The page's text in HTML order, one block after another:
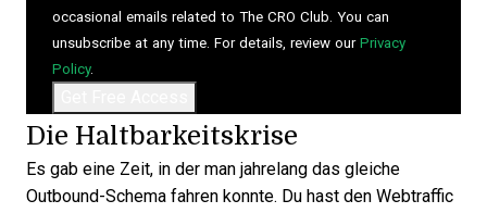
occasional emails related to The CRO Club. You can
unsubscribe at any time. For details, review our Privacy
Policy.
Die Haltbarkeitskrise
Es gab eine Zeit, in der man jahrelang das gleiche
Outbound-Schema fahren konnte. Du hast den Webtraffic